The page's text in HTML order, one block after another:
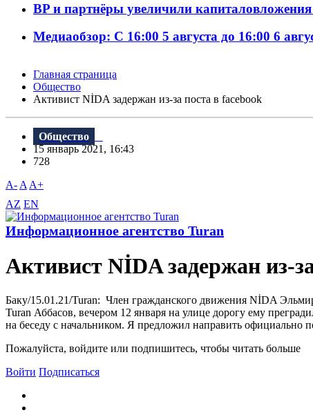
BP и партнёры увеличили
Медиаобзор: С 16:00 5 августа до 16:00 6
Главная страница
Общество
Активист NİDA задержан из-за поста в facebook
Общество
15 январь 2021, 16:43
728
A- A A+
AZ EN
Информационное агентство Turan
Активист NİDA задержан из-
Баку/15.01.21/Turan: Член гражданского движения NİDA
Turan Аббасов, вечером 12 января на улице дорогу ему
на беседу с начальником. Я предложил направить официально
Пожалуйста, войдите или подпишитесь, чтобы читать больше
Войти Подписаться